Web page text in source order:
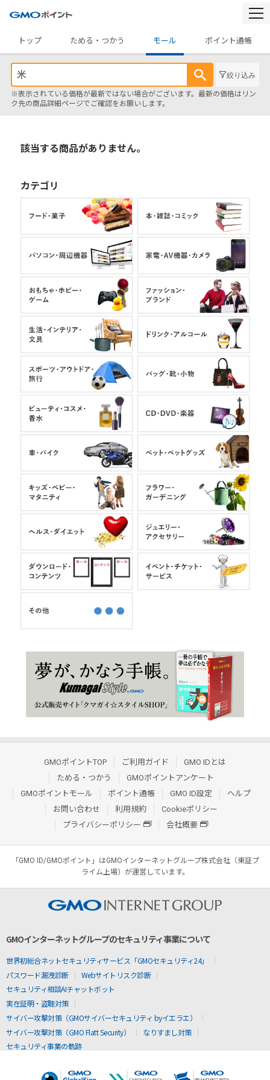
トップ
ためる・つかう モール ポイント通帳
絞り込み
※表示されている価格が最新ではない場合がございます。最新の価格はリン
ク先の商品詳細ページでご確認をお願いします。
該当する商品がありません。
カテゴリ
GMOポイントTOP ご利用ガイド
GMO IDとは
ためる・つかう
GMOポイントアンケート
GMOポイントモール
ポイント通帳 GMO ID設定
ヘルプ
お問い合わせ
利用規約
Cookieポリシー
プライバシーポリシー
会社概要
「GMO ID/GMOポイント」はGMOインターネットグループ株式会社（東証プ
ライム上場）が運営しています。
GMOインターネットグループのセキュリティ事業について
世界初総合ネットセキュリティサービス「GMOセキュリティ24」
パスワード漏洩診断
Webサイトリスク診断
セキュリティ相談AIチャットボット
実在証明・盗聴対策
サイバー攻撃対策（GMOサイバーセキュリティ byイエラエ）
サイバー攻撃対策（GMO Flatt Security）
なりすまし対策
セキュリティ事業の軌跡